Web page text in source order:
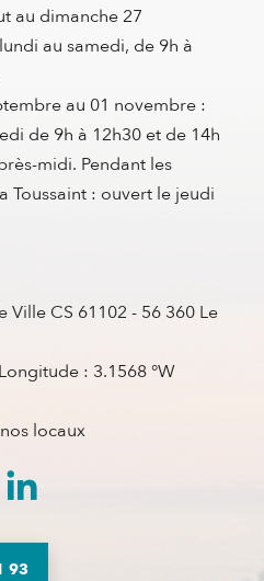
au dimanche 27
au samedi, de 9h à
au 01 novembre :
de 9h à 12h30 et de 14h
midi. Pendant les
Toussaint : ouvert le jeudi
Ville CS 61102 - 56 360 Le
: 3.1568 °W
locaux
93